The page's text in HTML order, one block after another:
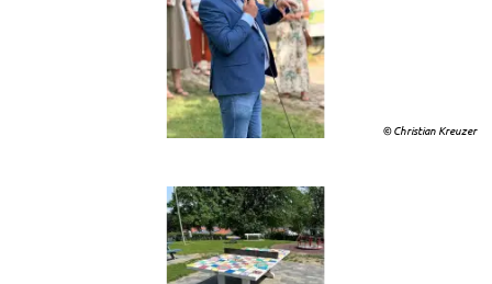
© Christian Kreuzer